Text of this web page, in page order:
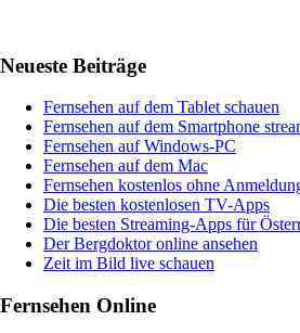
Sidebar
Neueste Beiträge
Fernsehen auf dem Tablet schauen
Fernsehen auf dem Smartphone
Fernsehen auf Windows-PC
Fernsehen auf dem Mac
Fernsehen kostenlos ohne
Die besten kostenlosen TV-Apps
Die besten Streaming-Apps für
Der Bergdoktor online ansehen
Zeit im Bild live schauen
Fernsehen Online